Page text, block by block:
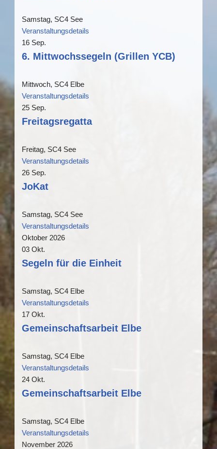
Samstag, SC4 See
Veranstaltungsdetails
16 Sep.
6. Mittwochssegeln (Grillen YCB)
Mittwoch, SC4 Elbe
Veranstaltungsdetails
25 Sep.
Freitagsregatta
Freitag, SC4 See
Veranstaltungsdetails
26 Sep.
JoKat
Samstag, SC4 See
Veranstaltungsdetails
Oktober 2026
03 Okt.
Segeln für die Einheit
Samstag, SC4 Elbe
Veranstaltungsdetails
17 Okt.
Gemeinschaftsarbeit Elbe
Samstag, SC4 Elbe
Veranstaltungsdetails
24 Okt.
Gemeinschaftsarbeit Elbe
Samstag, SC4 Elbe
Veranstaltungsdetails
November 2026